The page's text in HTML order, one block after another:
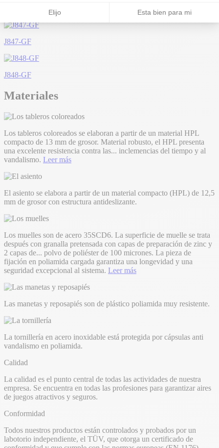
J847-GF
J848-GF
Materiales
Los tableros coloreados se elaboran a partir de un material HPL
compacto de 13 mm de grosor. Material robusto, el HPL presenta
una excelente resistencia contra las... inclemencias del tiempo y al
vandalismo. Leer más
El asiento se elabora a partir de un material compacto (HPL) de 12,5
mm de grosor con estructura antideslizante.
Los muelles son de acero 35SCD6. La superficie de muelle se trata
después con granalla pretensada con capas de preparación de zinc y
2 capas de... polvo de poliéster de 100 micrones. La pieza de
fijación en poliamida cargada garantiza una longevidad y una
seguridad excepcional al sistema. Leer más
Las manetas y reposapiés son de plástico poliamida muy resistente.
La tornillería en acero inoxidable está protegida por cápsulas anti
vandalismo en poliamida.
Calidad
La calidad es el punto central de todas las actividades de nuestra
empresa. Se encuentra en todas las profesiones para garantizar aires
de juegos atractivos y seguros.
Conformidad
Todos nuestros productos están controlados y probados por un
labotorio independiente, el TÜV, que otorga un certificado de